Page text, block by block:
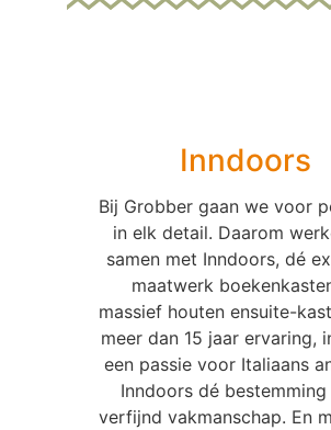
Inndoors
Bij Grobber gaan we voor
in elk detail. Daarom
samen met Inndoors, dé
maatwerk
massief houten ensuite-
meer dan 15 jaar ervaring,
een passie voor Italiaans
Inndoors dé
verfijnd vakmanschap. En